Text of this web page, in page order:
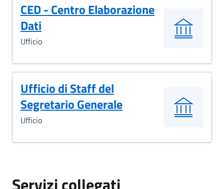
CED - Centro Elaborazione
Dati
Ufficio
Ufficio di Staff del
Segretario Generale
Ufficio